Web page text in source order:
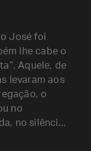
José foi
lhe cabe o
Aquele, de
levaram aos
o
no
no silênci...